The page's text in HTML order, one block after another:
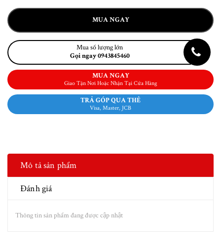
MUA NGAY
Mua số lượng lớn
Gọi ngay 0943845460
MUA NGAY
Giao Tận Nơi Hoặc Nhận Tại Cửa Hàng
TRẢ GÓP QUA THẺ
Visa, Master, JCB
Mô tả sản phẩm
Đánh giá
Thông tin sản phẩm đang được cập nhật